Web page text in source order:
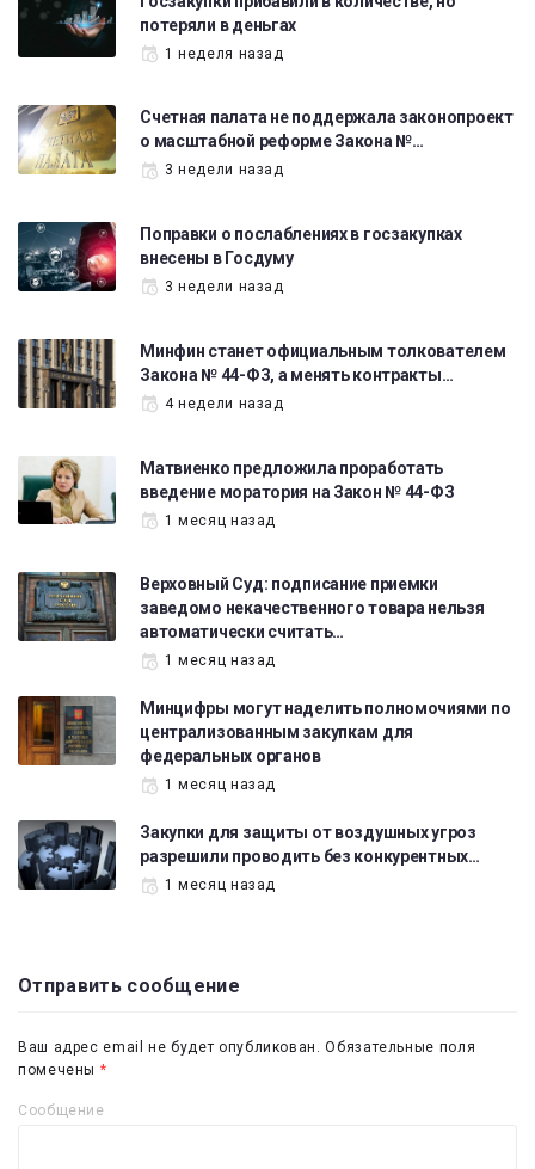
потеряли в деньгах
1 неделя назад
Счетная палата не поддержала законопроект
о масштабной реформе Закона №…
3 недели назад
Поправки о послаблениях в госзакупках
внесены в Госдуму
3 недели назад
Минфин станет официальным толкователем
Закона № 44-ФЗ, а менять контракты…
4 недели назад
Матвиенко предложила проработать
введение моратория на Закон № 44-ФЗ
1 месяц назад
Верховный Суд: подписание приемки
заведомо некачественного товара нельзя
автоматически считать…
1 месяц назад
Минцифры могут наделить полномочиями по
централизованным закупкам для
федеральных органов
1 месяц назад
Закупки для защиты от воздушных угроз
разрешили проводить без конкурентных…
1 месяц назад
Отправить сообщение
Ваш адрес email не будет опубликован. Обязательные поля
помечены *
Сообщение